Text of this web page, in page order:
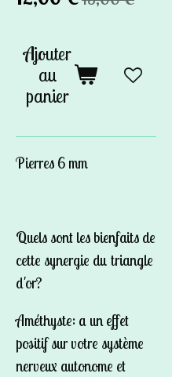
Ajouter
au
panier
Pierres 6 mm
Quels sont les bienfaits de
cette synergie du triangle
d'or?
Améthyste: a un effet
positif sur votre système
nerveux autonome et